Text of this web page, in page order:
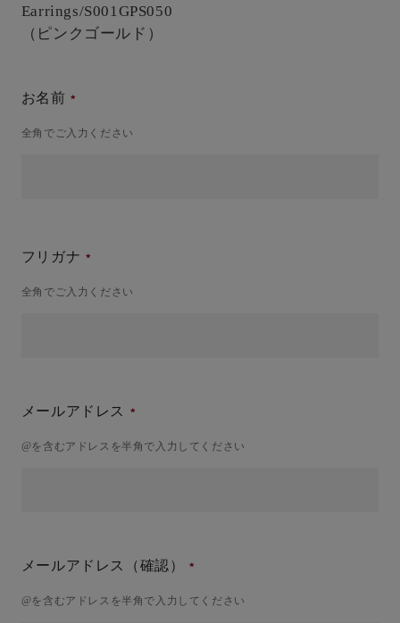
Earrings/S001GPS050
（ピンクゴールド）
お名前
全角でご入力ください
フリガナ
全角でご入力ください
メールアドレス
@を含むアドレスを半角で入力してください
メールアドレス（確認）
@を含むアドレスを半角で入力してください